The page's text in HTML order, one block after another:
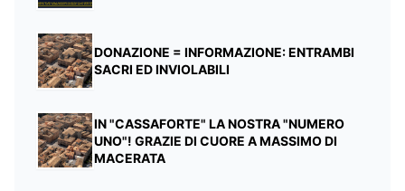
DONAZIONE = INFORMAZIONE: ENTRAMBI
SACRI ED INVIOLABILI
IN "CASSAFORTE" LA NOSTRA "NUMERO
UNO"! GRAZIE DI CUORE A MASSIMO DI
MACERATA